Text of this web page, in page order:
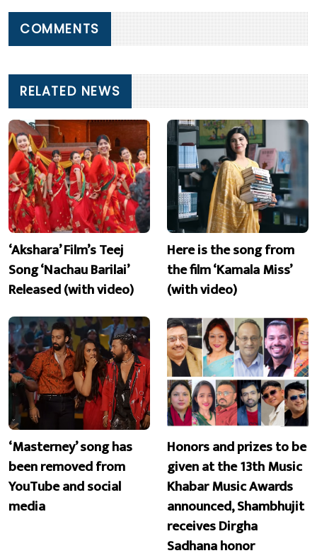
COMMENTS
RELATED NEWS
‘Akshara’ Film’s Teej
Song ‘Nachau Barilai’
Released (with video)
Here is the song from
the film ‘Kamala Miss’
(with video)
‘Masterney’ song has
been removed from
YouTube and social
media
Honors and prizes to be
given at the 13th Music
Khabar Music Awards
announced, Shambhujit
receives Dirgha
Sadhana honor